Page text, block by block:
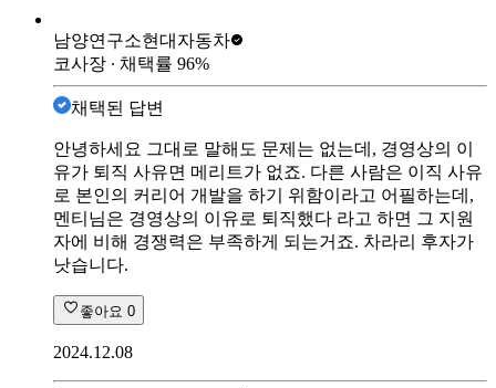
남양연구소현대자동차
코사장 ∙ 채택률 96%
채택된 답변
안녕하세요 그대로 말해도 문제는 없는데, 경영상의 이
유가 퇴직 사유면 메리트가 없죠. 다른 사람은 이직 사유
로 본인의 커리어 개발을 하기 위함이라고 어필하는데,
멘티님은 경영상의 이유로 퇴직했다 라고 하면 그 지원
자에 비해 경쟁력은 부족하게 되는거죠. 차라리 후자가
낫습니다.
좋아요 0
2024.12.08